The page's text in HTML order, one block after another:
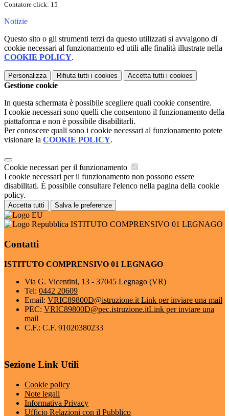
Contatore click: 15
Notizie
Questo sito o gli strumenti terzi da questo utilizzati si avvalgono di
cookie necessari al funzionamento ed utili alle finalità illustrate nella
COOKIE POLICY.
Personalizza Rifiuta tutti i cookies Accetta tutti i cookies
Gestione cookie
In questa schermata è possibile scegliere quali cookie consentire.
I cookie necessari sono quelli che consentono il funzionamento della
piattaforma e non è possibile disabilitarli.
Per conoscere quali sono i cookie necessari al funzionamento potete
visionare la COOKIE POLICY.
Cookie necessari per il funzionamento
I cookie necessari per il funzionamento non possono essere
disabilitati. È possibile consultare l'elenco nella pagina della cookie
policy.
Accetta tutti Salva le preferenze
ISTITUTO COMPRENSIVO 01 LEGNAGO
Contatti
ISTITUTO COMPRENSIVO 01 LEGNAGO
Via G. Vicentini, 13 - 37045 Legnago (VR)
Tel: 0442 20609
Email: VRIC89800D@istruzione.it Link per inviare una mail
PEC: VRIC89800D@pec.istruzione.itLink per inviare una
mail
C.F.: C.F. 91020380233
Sezione Link Utili
Cookie policy
Note legali
Informativa Privacy
Ufficio Relazioni con il Pubblico